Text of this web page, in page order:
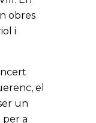
obres
i
el
un
a